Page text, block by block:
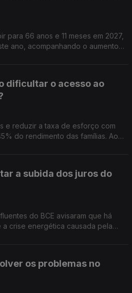
para 66 anos e 11 meses em 2027,
ano, acompanhando o aumento
dificultar o acesso ao
e reduzir a taxa de esforço com
do rendimento das famílias. Ao
a subida dos juros do
do BCE avisaram que há
a crise energética causada pela
os problemas no